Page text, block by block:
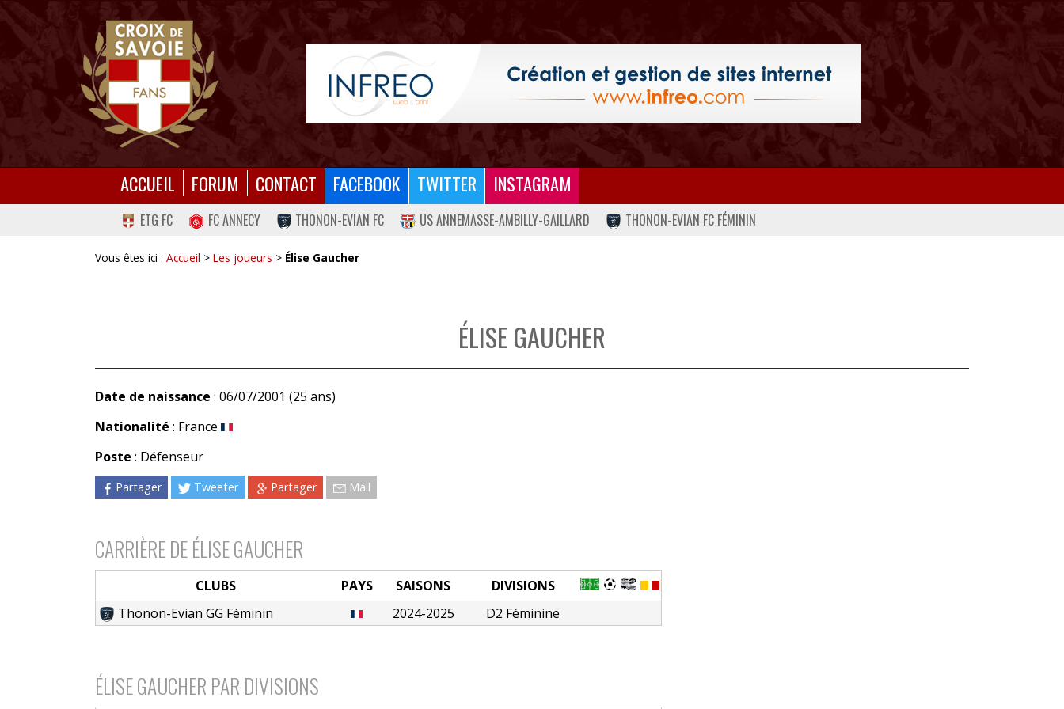
ACCUEIL FORUM CONTACT FACEBOOK TWITTER INSTAGRAM
ETG FC FC ANNECY THONON-EVIAN FC US ANNEMASSE-AMBILLY-GAILLARD THONON-EVIAN FC FÉMININ
Vous êtes ici : Accueil > Les joueurs > Élise Gaucher
ÉLISE GAUCHER
Date de naissance : 06/07/2001 (25 ans)
Nationalité : France
Poste : Défenseur
Partager Tweeter Partager Mail
CARRIÈRE DE ÉLISE GAUCHER
CLUBS PAYS SAISONS
DIVISIONS
Thonon-Evian GG Féminin
2024-2025 D2 Féminine
ÉLISE GAUCHER PAR DIVISIONS